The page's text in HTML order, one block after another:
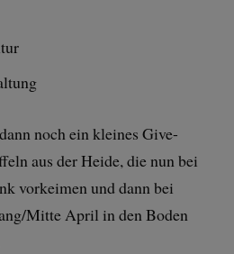
noch ein kleines Give-
aus der Heide, die nun bei
vorkeimen und dann bei
Mitte April in den Boden